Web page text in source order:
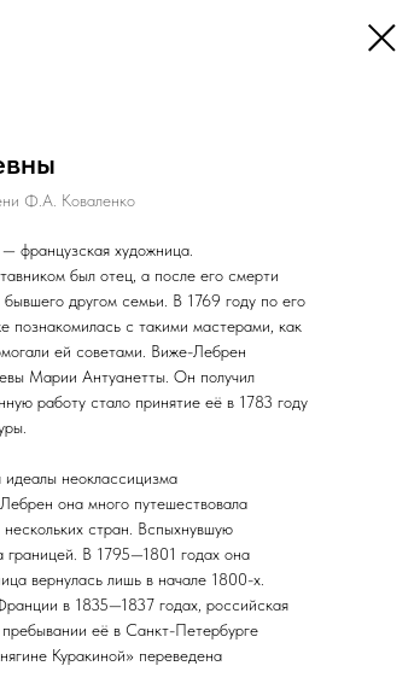
Ф.А. Коваленко
французская художница.
был отец, а после его смерти
другом семьи. В 1769 году по его
познакомилась с такими мастерами, как
ей советами. Виже-Лебрен
Марии Антуанетты. Он получил
работу стало принятие её в 1783 году
неоклассицизма
она много путешествовала
стран. Вспыхнувшую
В 1795—1801 годах она
вернулась лишь в начале 1800-х.
в 1835—1837 годах, российская
её в Санкт-Петербурге
Куракиной» переведена